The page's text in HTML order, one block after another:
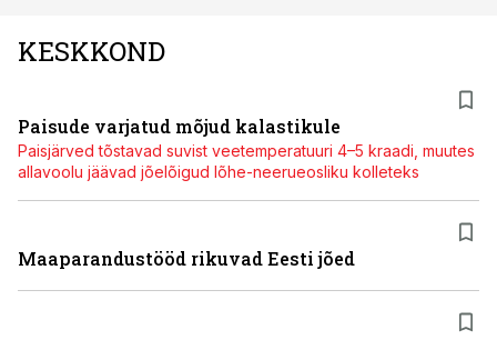
KESKKOND
Paisude varjatud mõjud kalastikule
Paisjärved tõstavad suvist veetemperatuuri 4–5 kraadi, muutes
allavoolu jäävad jõelõigud lõhe-neerueosliku kolleteks
Maaparandustööd rikuvad Eesti jõed